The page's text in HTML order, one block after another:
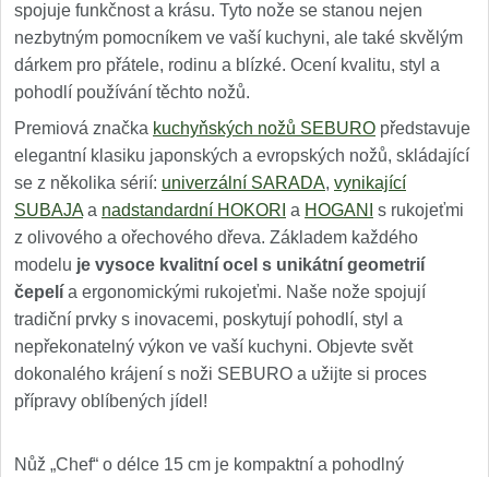
spojuje funkčnost a krásu. Tyto nože se stanou nejen
nezbytným pomocníkem ve vaší kuchyni, ale také skvělým
dárkem pro přátele, rodinu a blízké. Ocení kvalitu, styl a
pohodlí používání těchto nožů.
Premiová značka kuchyňských nožů SEBURO představuje
elegantní klasiku japonských a evropských nožů, skládající
se z několika sérií: univerzální SARADA, vynikající
SUBAJA a nadstandardní HOKORI a HOGANI
s rukojeťmi
z olivového a ořechového dřeva. Základem každého
modelu je vysoce kvalitní ocel s unikátní geometrií
čepelí a ergonomickými rukojeťmi. Naše nože spojují
tradiční prvky s inovacemi, poskytují pohodlí, styl a
nepřekonatelný výkon ve vaší kuchyni. Objevte svět
dokonalého krájení s noži SEBURO a užijte si proces
přípravy oblíbených jídel!
Nůž „Chef“ o délce 15 cm je kompaktní a pohodlný